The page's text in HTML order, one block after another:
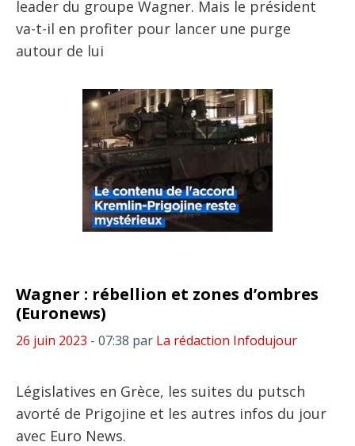
leader du groupe Wagner. Mais le président
va-t-il en profiter pour lancer une purge
autour de lui
Wagner : rébellion et zones d’ombres
(Euronews)
26 juin 2023 - 07:38 par La rédaction Infodujour
Législatives en Grèce, les suites du putsch
avorté de Prigojine et les autres infos du jour
avec Euro News.